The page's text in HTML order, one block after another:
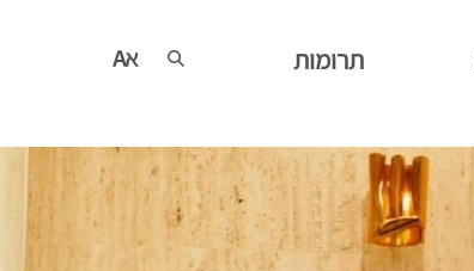
תרומות